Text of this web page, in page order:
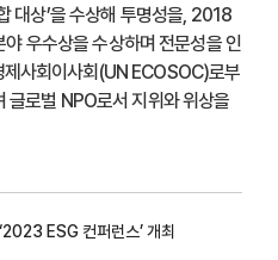
대상’을 수상해 투명성을, 2018
우수상을 수상하며 전문성을 인
사회이사회(UN ECOSOC)로부
글로벌 NPO로서 지위와 위상을
ESG 컨퍼런스’ 개최